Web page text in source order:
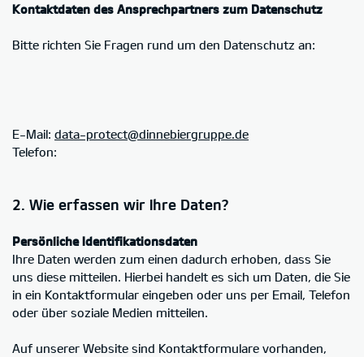
Kontaktdaten des Ansprechpartners zum Datenschutz
Bitte richten Sie Fragen rund um den Datenschutz an:
E-Mail: data-protect@dinnebiergruppe.de
Telefon:
2. Wie erfassen wir Ihre Daten?
Persönliche Identifikationsdaten
Ihre Daten werden zum einen dadurch erhoben, dass Sie
uns diese mitteilen. Hierbei handelt es sich um Daten, die Sie
in ein Kontaktformular eingeben oder uns per Email, Telefon
oder über soziale Medien mitteilen.
Auf unserer Website sind Kontaktformulare vorhanden,